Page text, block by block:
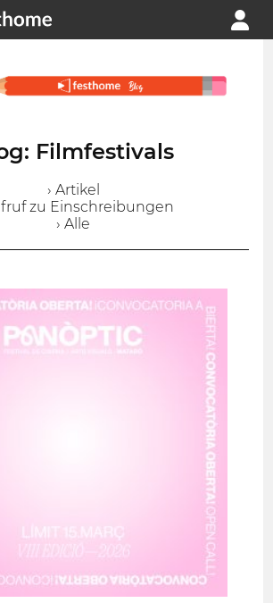
Filmfestivals
› Artikel
zu Einschreibungen
› Alle